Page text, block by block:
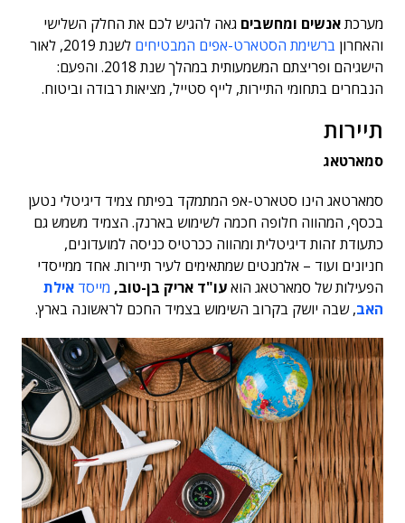
מערכתאנשים ומחשבים גאה להגיש לכם את החלק השלישי
והאחרון ברשימת הסטארט-אפים המבטיחים
לשנת 2019, לאור
הישגיהם ופריצתם המשמעותית במהלך שנת 2018. והפעם:
הנבחרים בתחומי התיירות, לייף סטייל, מציאות רבודה וביטוח.
תיירות
סמארטאג
סמארטאג הינו סטארט-אפ המתמקד בפיתח צמיד דיגיטלי נטען
בכסף, המהווה חלופה חכמה לשימוש בארנק. הצמיד משמש גם
כתעודת זהות דיגיטלית ומהווה ככרטיס כניסה למועדונים,
חניונים ועוד – אלמנטים שמתאימים לעיר תיירות. אחד ממייסדי
הפעילות של סמארטאג הואעו"ד אריק בן-טוב, מייסד אילת
האב, שבה יושק בקרוב השימוש בצמיד החכם לראשונה בארץ.